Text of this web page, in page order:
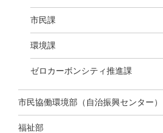
市民課
環境課
ゼロカーボンシティ推進課
市民協働環境部（自治振興センター）
福祉部